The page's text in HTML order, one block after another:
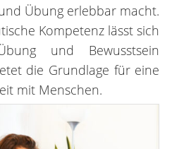
Übung erlebbar macht.
Kompetenz lässt sich
und Bewusstsein
die Grundlage für eine
mit Menschen.